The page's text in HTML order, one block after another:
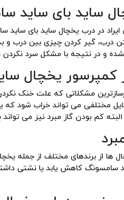
در درب یخچال ساید بای
درب، گیر کردن چیزی بین درب و
و در نتیجه با مشکل سرد
مشکلاتی که علت خنک
مختلفی می تواند خراب شود که
کم بودن گاز مبرد نیز می
ها از برندهای مختلف از جمله
سامسونگ کاهش یابد یا نشتی